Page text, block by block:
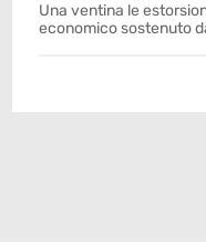
Una ventina le
economico sostenuto